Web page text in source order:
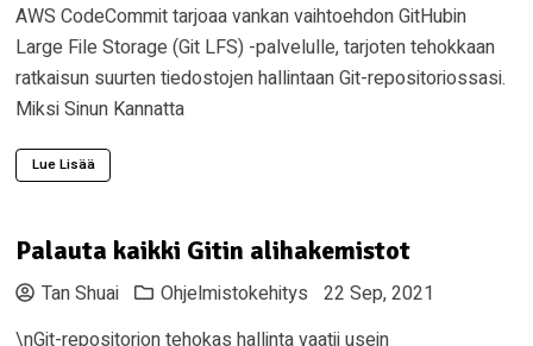
AWS CodeCommit tarjoaa vankan vaihtoehdon GitHubin
Large File Storage (Git LFS) -palvelulle, tarjoten tehokkaan
ratkaisun suurten tiedostojen hallintaan Git-repositoriossasi.
Miksi Sinun Kannatta
Lue Lisää
Palauta kaikki Gitin alihakemistot
Tan Shuai Ohjelmistokehitys 22 Sep, 2021
\nGit-repositorion tehokas hallinta vaatii usein